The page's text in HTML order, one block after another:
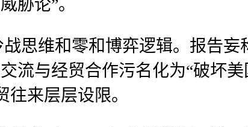
胁论”。
思维和零和博弈逻辑。报告
流与经贸合作污名化为“破坏
来层层设限。